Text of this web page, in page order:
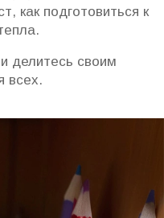
как подготовиться к
делитесь своим
всех.